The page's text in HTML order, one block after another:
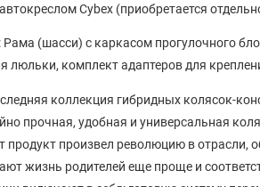
Cybex (приобретается
Рама (шасси) с каркасом прогулочного
люльки, комплект адаптеров для
коллекция гибридных колясок-
прочная, удобная и универсальная
продукт произвел революцию в
жизнь родителей еще проще и